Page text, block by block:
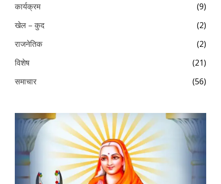
कार्यक्रम
(9)
खेल – कुद
(2)
राजनेतिक
(2)
विशेष
(21)
समाचार
(56)